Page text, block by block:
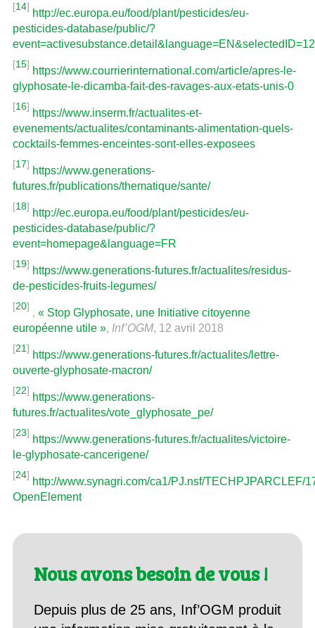
[14]
http://ec.europa.eu/food/plant/pesticides/eu-
pesticides-database/public/?
[15]
https://www.courrierinternational.com/article/apres-le-
glyphosate-le-dicamba-fait-des-ravages-aux-etats-unis-0
[16]
https://www.inserm.fr/actualites-et-
evenements/actualites/contaminants-alimentation-quels-
cocktails-femmes-enceintes-sont-elles-exposees
[17]
https://www.generations-
futures.fr/publications/thematique/sante/
[18]
http://ec.europa.eu/food/plant/pesticides/eu-
pesticides-database/public/?
event=homepage&language=FR
[19]
https://www.generations-futures.fr/actualites/residus-
de-pesticides-fruits-legumes/
[20]
, « Stop Glyphosate, une Initiative citoyenne
européenne utile », Inf’OGM, 12 avril 2018
[21]
https://www.generations-futures.fr/actualites/lettre-
ouverte-glyphosate-macron/
[22]
https://www.generations-
futures.fr/actualites/vote_glyphosate_pe/
[23]
https://www.generations-futures.fr/actualites/victoire-
le-glyphosate-cancerigene/
[24]
http://www.synagri.com/ca1/PJ.nsf/TECHPJPARCLEF/
OpenElement
Nous avons besoin de vous !
Depuis plus de 25 ans, Inf’OGM produit